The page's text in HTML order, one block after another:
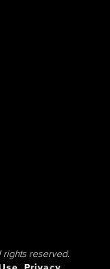
rights reserved.